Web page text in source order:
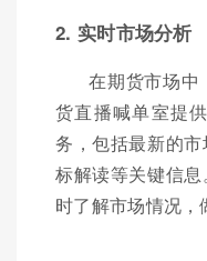
2. 实时市场分析
在期货市场中
货直播喊单室提
务，包括最新的
标解读等关键信
时了解市场情况，